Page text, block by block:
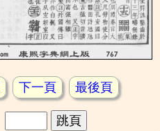
下一頁 最後頁